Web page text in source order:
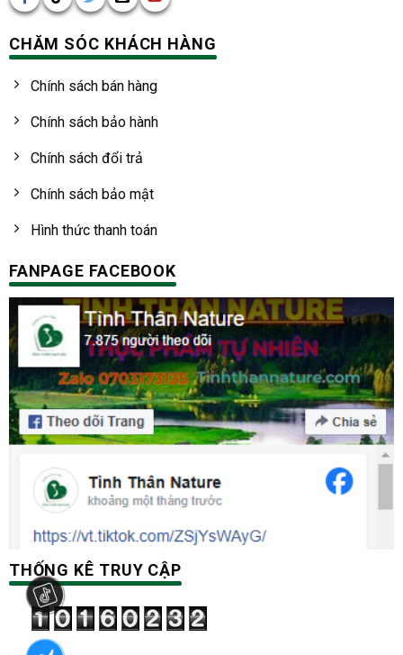
CHĂM SÓC KHÁCH HÀNG
Chính sách bán hàng
Chính sách bảo hành
Chính sách đổi trả
Chính sách bảo mật
Hình thức thanh toán
FANPAGE FACEBOOK
THỐNG KÊ TRUY CẬP